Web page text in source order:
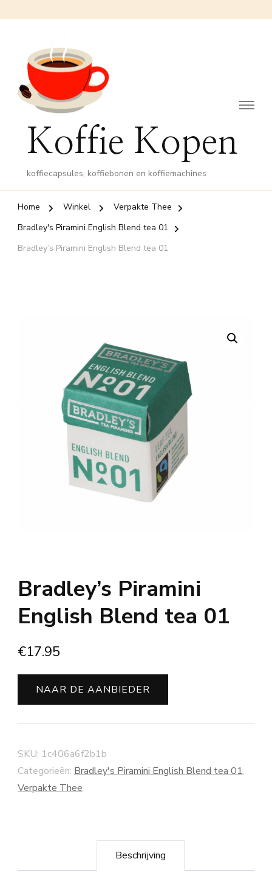
Koffie Kopen
koffiecapsules, koffiebonen en koffiemachines
Home Winkel
Verpakte Thee
Bradley's Piramini English Blend tea 01
Bradley’s Piramini English Blend tea 01
Bradley’s Piramini
English Blend tea 01
€17.95
NAAR DE AANBIEDER
SKU: 1c406a6f2b1b
Categorieën: Bradley's Piramini English Blend tea 01,
Verpakte Thee
Beschrijving